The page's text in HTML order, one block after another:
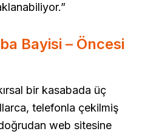
Bayisi – Öncesi
bir kasabada üç
telefonla çekilmiş
web sitesine